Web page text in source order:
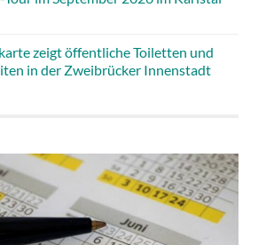
zeigt öffentliche Toiletten und
in der Zweibrücker Innenstadt